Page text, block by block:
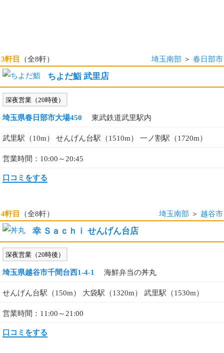
3軒目 （全8軒） 埼玉南部 ＞ 春日部市
ちよだ鮨 武里店
深夜営業（20時後）
埼玉県春日部市大場450 東武鉄道武里駅内
武里駅（10m） せんげん台駅（1510m） 一ノ割駅（1720m）
営業時間：10:00～20:45
口コミをする
4軒目 （全8軒） 埼玉南部 ＞ 越谷市
幸 Ｓａｃｈｉ せんげん台店
深夜営業（20時後）
埼玉県越谷市千間台西1-4-1 海鮮弁当の丼丸
せんげん台駅（150m） 大袋駅（1320m） 武里駅（1530m）
営業時間：11:00～21:00
口コミをする